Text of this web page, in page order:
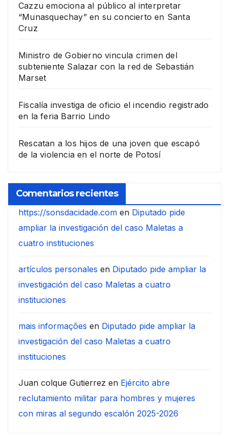
Cazzu emociona al público al interpretar
“Munasquechay” en su concierto en Santa
Cruz
Ministro de Gobierno vincula crimen del
subteniente Salazar con la red de Sebastián
Marset
Fiscalía investiga de oficio el incendio registrado
en la feria Barrio Lindo
Rescatan a los hijos de una joven que escapó
de la violencia en el norte de Potosí
Comentarios recientes
https://sonsdacidade.com en Diputado pide
ampliar la investigación del caso Maletas a
cuatro instituciones
artículos personales en Diputado pide ampliar la
investigación del caso Maletas a cuatro
instituciones
mais informações en Diputado pide ampliar la
investigación del caso Maletas a cuatro
instituciones
Juan colque Gutierrez en Ejército abre
reclutamiento militar para hombres y mujeres
con miras al segundo escalón 2025-2026